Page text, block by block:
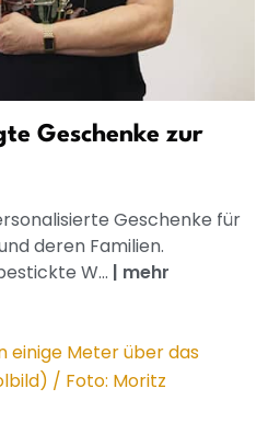
Geschenke zur
Geschenke für
deren Familien.
W... | mehr